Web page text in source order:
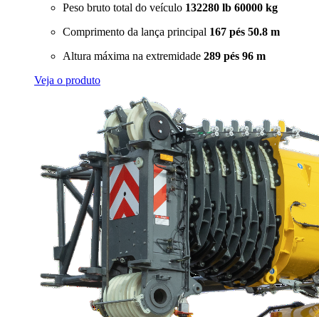
Peso bruto total do veículo 132280 lb 60000 kg
Comprimento da lança principal 167 pés 50.8 m
Altura máxima na extremidade 289 pés 96 m
Veja o produto